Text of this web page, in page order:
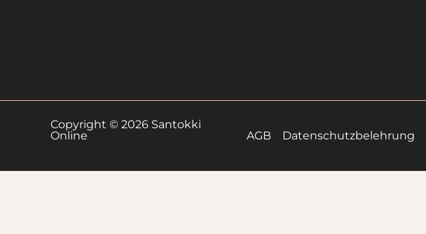
Copyright © 2026 Santokki
Online
AGB Datenschutzbelehrung